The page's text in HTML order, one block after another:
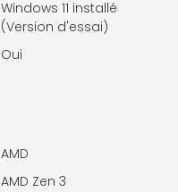
Windows 11 installé
(Version d'essai)
Oui
AMD
AMD Zen 3